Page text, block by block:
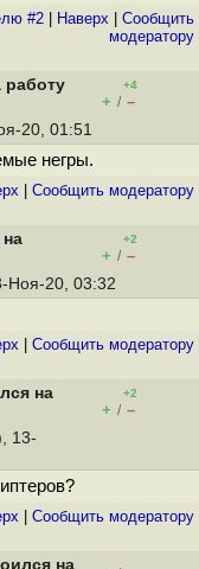
#2 Наверх
Cообщить
модератору
работу
+4
+ / –
20, 01:51
негры.
Cообщить модератору
+2
+ / –
Ноя-20, 03:32
Cообщить модератору
на
+2
+ / –
13-
Cообщить модератору
на